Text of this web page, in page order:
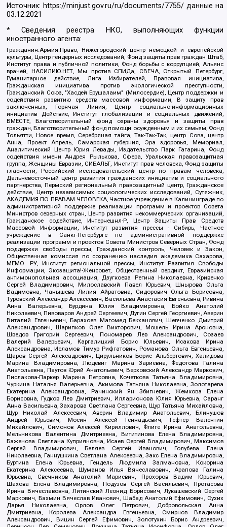
Источник: https://minjust.gov.ru/ru/documents/7755/ данные на
03.12.2021
* Сведения реестра НКО, выполняющих функции
иностранного агента:
Гражданин.Армия.Право, Нижегородский центр немецкой и европейской
культуры, Центр гендерных исследований, Фонд защиты прав граждан Штаб,
Институт права и публичной политики, Фонд борьбы с коррупцией, Альянс
врачей, НАСИЛИЮ.НЕТ, Мы против СПИДа, СВЕЧА, Открытый Петербург,
Гуманитарное действие, Лига Избирателей, Правовая инициатива,
Гражданская инициатива против экологической преступности,
Гражданский Союз, "Хасдей Ерушалаим" (Милосердие), Центр поддержки и
содействия развитию средств массовой информации, В защиту прав
заключенных, Горячая Линия, Центр социально-информационных
инициатив Действие, Институт глобализации и социальных движений,
ВМЕСТЕ, Благотворительный фонд охраны здоровья и защиты прав
граждан, Благотворительный фонд помощи осужденным и их семьям, Фонд
Тольятти, Новое время, Серебряная тайга, Так-Так-Так, центр Сова, центр
Анна, Проект Апрель, Самарская губерния, Эра здоровья, Мемориал,
Аналитический Центр Юрия Левады, Издательство Парк Гагарина, Фонд
содействия имени Андрея Рылькова, Сфера, Уральская правозащитная
группа, Женщины Евразии, СИБАЛЬТ, Институт прав человека, Фонд защиты
гласности, Российский исследовательский центр по правам человека,
Дальневосточный центр развития гражданских инициатив и социального
партнерства, Пермский региональный правозащитный центр, Гражданское
действие, Центр независимых социологических исследований, Сутяжник,
АКАДЕМИЯ ПО ПРАВАМ ЧЕЛОВЕКА, Частное учреждение в Калининграде по
административной поддержке реализации программ и проектов Совета
Министров северных стран, Центр развития некоммерческих организаций,
Гражданское содействие, Интернешнл-Р, Центр Защиты Прав Средств
Массовой Информации, Институт развития прессы - Сибирь, Частное
учреждение в Санкт-Петербурге по административной поддержке
реализации программ и проектов Совета Министров Северных Стран, Фонд
поддержки свободы прессы, Гражданский контроль, Человек и Закон,
Общественная комиссия по сохранению наследия академика Сахарова,
МЕМО. РУ, Институт региональной прессы, Институт Развития Свободы
Информации, Экозащита!-Женсовет, Общественный вердикт, Евразийская
антимонопольная ассоциация, Дзугкоева Регина Николаевна, Кривенко
Сергей Владимирович, Милославский Павел Юрьевич, Шнырова Ольга
Вадимовна, Чанышева Лилия Айратовна, Сидорович Ольга Борисовна,
Туровский Александр Алексеевич, Васильева Анастасия Евгеньевна, Ривина
Анна Валерьевна, Бурдина Юлия Владимировна, Бойко Анатолий
Николаевич, Пивоваров Андрей Сергеевич, Дугин Сергей Георгиевич, Аверин
Виталий Евгеньевич, Барахоев Магомед Бекханович, Шевченко Дмитрий
Александрович, Шарипков Олег Викторович, Мошель Ирина Ароновна,
Шведов Григорий Сергеевич, Пономарев Лев Александрович, Созаев
Валерий Валерьевич, Каргалицкий Борис Юльевич, Исакова Ирина
Александровна, Исламов Тимур Рифгатович, Романова Ольга Евгеньевна,
Щаров Сергей Алексадрович, Цирульников Борис Альбертович, Халидова
Марина Владимировна, Людевиг Марина Зариевна, Федотова Галина
Анатольевна, Паутов Юрий Анатольевич, Верховский Александр Маркович,
Пислакова-Паркер Марина Петровна, Кочеткова Татьяна Владимировна,
Чуркина Наталья Валерьевна, Акимова Татьяна Николаевна, Золотарева
Екатерина Александровна, Рачинский Ян Збигневич, Жемкова Елена
Борисовна, Гудков Лев Дмитриевич, Илларионова Юлия Юрьевна, Саранг
Анна Васильевна, Захарова Светлана Сергеевна, Щур Татьяна Михайловна,
Щур Николай Алексеевич, Аверин Владимир Анатольевич, Блинушов
Андрей Юрьевич, Мосин Алексей Геннадьевич, Гефтер Валентин
Михайлович, Симонов Алексей Кириллович, Флиге Ирина Анатольевна,
Мельникова Валентина Дмитриевна, Вититинова Елена Владимировна,
Баженова Светлана Куприяновна, Исаев Сергей Владимирович, Максимов
Сергей Владимирович, Беляев Сергей Иванович, Голубева Елена
Николаевна, Ганнушкина Светлана Алексеевна, Закс Елена Владимировна,
Буртина Елена Юрьевна, Гендель Людмила Залмановна, Кокорина
Екатерина Алексеевна, Шуманов Илья Вячеславович, Арапова Галина
Юрьевна, Свечников Анатолий Мариевич, Прохоров Вадим Юрьевич,
Шахова Елена Владимировна, Подузов Сергей Васильевич, Протасова
Ирина Вячеславовна, Литинский Леонид Борисович, Лукашевский Сергей
Маркович, Бахмин Вячеслав Иванович, Шабад Анатолий Ефимович, Сухих
Дарья Николаевна, Орлов Олег Петрович, Добровольская Анна
Дмитриевна, Королева Александра Евгеньевна, Смирнов Владимир
Александрович, Вицин Сергей Ефимович, Золотухин Борис Андреевич,